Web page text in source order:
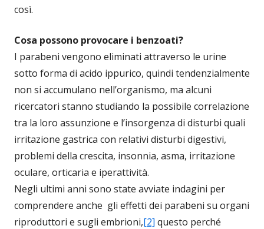
così.
Cosa possono provocare i benzoati?
I parabeni vengono eliminati attraverso le urine
sotto forma di acido ippurico, quindi tendenzialmente
non si accumulano nell’organismo, ma alcuni
ricercatori stanno studiando la possibile correlazione
tra la loro assunzione e l’insorgenza di disturbi quali
irritazione gastrica con relativi disturbi digestivi,
problemi della crescita, insonnia, asma, irritazione
oculare, orticaria e iperattività.
Negli ultimi anni sono state avviate indagini per
comprendere anche gli effetti dei parabeni su organi
riproduttori e sugli embrioni,[2] questo perché